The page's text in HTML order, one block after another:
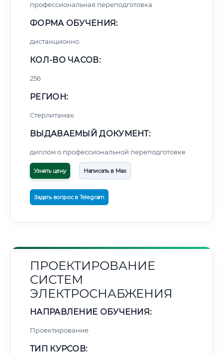
профессиональная переподготовка
ФОРМА ОБУЧЕНИЯ:
дистанционно
КОЛ-ВО ЧАСОВ:
256
РЕГИОН:
Стерлитамак
ВЫДАВАЕМЫЙ ДОКУМЕНТ:
диплом о профессиональной переподготовке
Узнать цену Написать в Max
Задать вопрос в Telegram
ПРОЕКТИРОВАНИЕ
СИСТЕМ
ЭЛЕКТРОСНАБЖЕНИЯ
НАПРАВЛЕНИЕ ОБУЧЕНИЯ:
Проектирование
ТИП КУРСОВ: